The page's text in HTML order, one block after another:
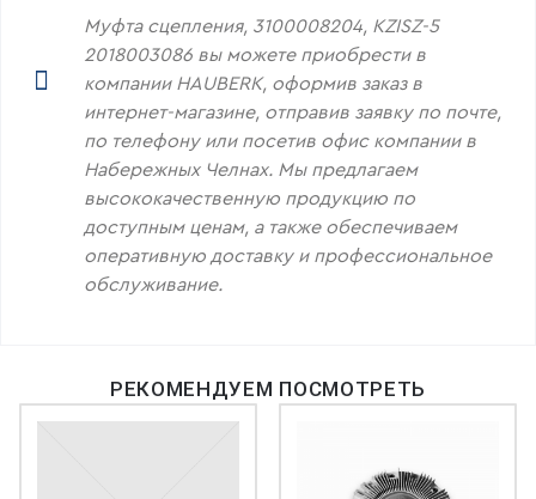
Муфта сцепления, 3100008204, KZISZ-5
2018003086 вы можете приобрести в
компании HAUBERK, оформив заказ в
интернет-магазине, отправив заявку по почте,
по телефону или посетив офис компании в
Набережных Челнах. Мы предлагаем
высококачественную продукцию по
доступным ценам, а также обеспечиваем
оперативную доставку и профессиональное
обслуживание.
РЕКОМЕНДУЕМ ПОСМОТРЕТЬ